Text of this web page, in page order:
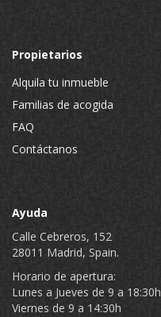
Propietarios
Alquila tu inmueble
Familias de acogida
FAQ
Contáctanos
Ayuda
Calle Cebreros, 152
28011 Madrid, Spain.
Horario de apertura:
Lunes a Jueves de 9 a 18:30h
Viernes de 9 a 14:30h